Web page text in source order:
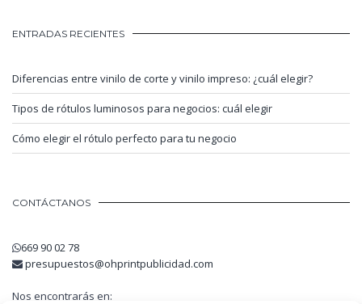
ENTRADAS RECIENTES
Diferencias entre vinilo de corte y vinilo impreso: ¿cuál elegir?
Tipos de rótulos luminosos para negocios: cuál elegir
Cómo elegir el rótulo perfecto para tu negocio
CONTÁCTANOS
669 90 02 78
presupuestos@ohprintpublicidad.com
Nos encontrarás en: